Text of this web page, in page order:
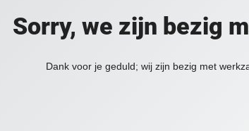
Sorry, we zijn bezig
Dank voor je geduld; wij zijn bezig met